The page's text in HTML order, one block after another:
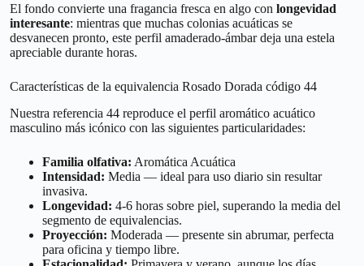
El fondo convierte una fragancia fresca en algo con longevidad
interesante: mientras que muchas colonias acuáticas se
desvanecen pronto, este perfil amaderado-ámbar deja una estela
apreciable durante horas.
Características de la equivalencia Rosado Dorada código 44
Nuestra referencia 44 reproduce el perfil aromático acuático
masculino más icónico con las siguientes particularidades:
Familia olfativa: Aromática Acuática
Intensidad: Media — ideal para uso diario sin resultar
invasiva.
Longevidad: 4-6 horas sobre piel, superando la media del
segmento de equivalencias.
Proyección: Moderada — presente sin abrumar, perfecta
para oficina y tiempo libre.